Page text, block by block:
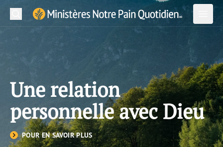
Ministère Notre Pain Quotidien Logo
Ouvrir
À propos de nous
Langues
Contactez-nous
Recherche
Une relation
personnelle avec Dieu
POUR EN SAVOIR PLUS